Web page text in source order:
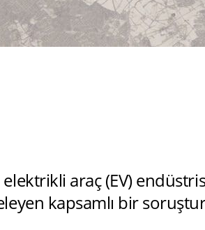
araç (EV)
kapsamlı bir